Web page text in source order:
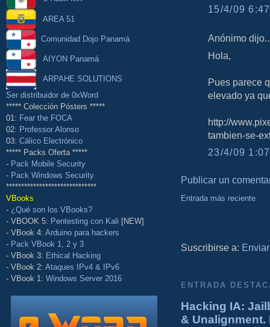
AREA 51
Comunidad Dojo Panamá
AIYON Panamá
ARPAHE SOLUTIONS
Ser distribuidor de 0xWord
***** Colección Pósters *****
01: Fear the FOCA
02: Professor Alonso
03: Cálico Electrónico
***** Packs Oferta *****
- Pack Mobile Security
- Pack Windows Security
******************************
VBooks
- ¿Qué son los VBooks?
- VBOOK 5: Pentesting con Kali [NEW]
- VBook 4: Arduino para hackers
- Pack VBook 1, 2 y 3
- VBook 3: Ethical Hacking
- VBook 2: Ataques IPv4 & IPv6
- VBook 1: Windows Server 2016
15/4/09
Anónimo
Hola,
Pues parece
elevado ya
http://
tambien-se-
23/4/09
Publicar un
Entrada más reciente
Suscribirse a:
ENTRADA
Hacking IA:
&